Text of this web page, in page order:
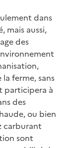
dans
mais aussi,
des
ferme, sans
participera à
des
ou bien
carburant
sont